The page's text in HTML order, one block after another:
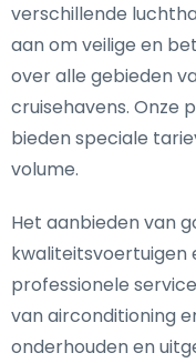
verschillende
aan om veilige en
over alle gebieden
cruisehavens. Onze
bieden speciale
volume.
Het aanbieden van
professionele
van airconditioning
onderhouden en